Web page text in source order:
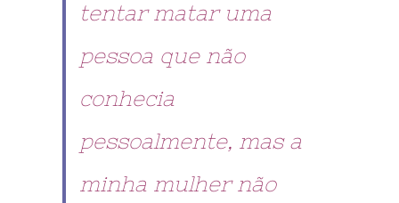
tentar matar uma
pessoa que não
conhecia
pessoalmente, mas a
minha mulher não